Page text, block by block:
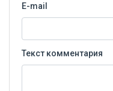
E-mail
Текст комментария